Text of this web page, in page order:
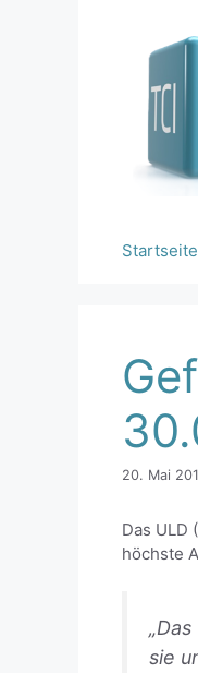
Startseite
20. Mai
Das
höchste
sie